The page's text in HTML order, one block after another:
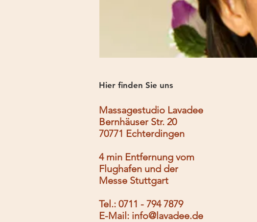
Hier finden Sie uns
Massagestudio Lavadee
Bernhäuser Str. 20
70771 Echterdingen
4 min Entfernung vom
Flughafen und der
Messe Stuttgart
Tel.: 0711 - 794 7879
E-Mail: info@lavadee.de